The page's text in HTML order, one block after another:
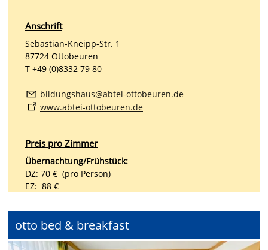
Anschrift
Sebastian-Kneipp-Str. 1
87724 Ottobeuren
T +49 (0)8332 79 80
b ld ngsh s bt - tt b r n d
www.abtei-ottobeuren.de
Preis pro Zimmer
Übernachtung/Frühstück:
DZ: 70 € (pro Person)
EZ: 88 €
otto bed & breakfast